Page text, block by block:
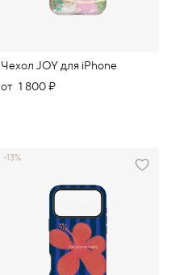
Чехол JOY для iPhone
от 1 800 ₽
-13%